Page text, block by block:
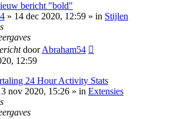
bericht "bold"
» 14 dec 2020, 12:59 » in Stijlen
doorAbraham54
12:59
24 Hour Activity Stats
nov 2020, 15:26 » in Extensies